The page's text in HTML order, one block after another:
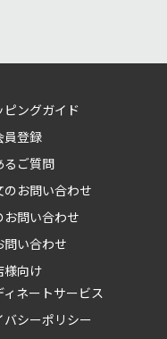
ピングガイド
員登録
るご質問
のお問い合わせ
お問い合わせ
問い合わせ
様向け
ィネートサービス
バシーポリシー